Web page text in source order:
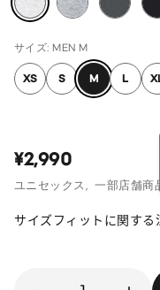
サイズ: MEN M
XS S M L
¥2,990
ユニセックス, 一部店舗商品
サイズフィットに関する